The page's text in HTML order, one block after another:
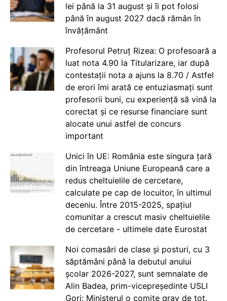
lei până la 31 august și îi pot folosi
până în august 2027 dacă rămân în
învățământ
Profesorul Petruț Rizea: O profesoară a
luat nota 4.90 la Titularizare, iar după
contestații nota a ajuns la 8.70 / Astfel
de erori îmi arată ce entuziasmați sunt
profesorii buni, cu experiență să vină la
corectat și ce resurse financiare sunt
alocate unui astfel de concurs
important
Unici în UE: România este singura țară
din întreaga Uniune Europeană care a
redus cheltuielile de cercetare,
calculate pe cap de locuitor, în ultimul
deceniu. Între 2015-2025, spațiul
comunitar a crescut masiv cheltuielile
de cercetare - ultimele date Eurostat
Noi comasări de clase și posturi, cu 3
săptămâni până la debutul anului
școlar 2026-2027, sunt semnalate de
Alin Badea, prim-vicepreședinte USLI
Gorj: Ministerul o comite grav de tot.